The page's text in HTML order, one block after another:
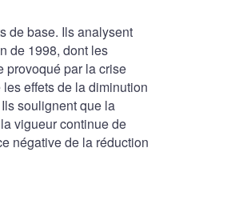
de base. Ils analysent
de 1998, dont les
provoqué par la crise
effets de la diminution
soulignent que la
vigueur continue de
négative de la réduction